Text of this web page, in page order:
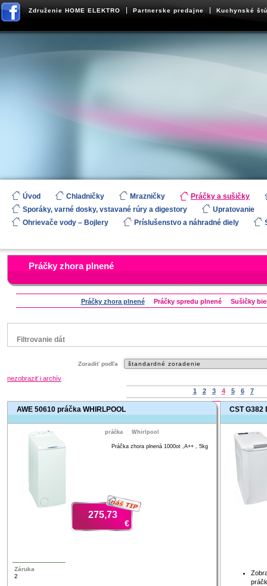
Združenie HOME ELEKTRO Partnerske predajne Kuchynské
Úvod Chladničky Mrazničky
Práčky a sušičky
Sporáky, varné dosky, vstavané rúry a digestory
Upratovanie
Ohrievače vody – Bojlery
Príslušenstvo a náhradné diely
Práčky zhora plnené
Práčky zhora plnené Práčky spredu plnené Sušičky
Filtrovanie dát
Whirlpool
Status
Zľavnený výrobok
Zoradiť podľa
nezobraziť i archív
1
2 3 4 5 6 7
AWE 50610 práčka WHIRLPOOL
práčka Whirlpool
Práčka zhora plnená 1000ot ,A++ , 5kg
275,73
€
Záruka
2
náš TIP
CST G382